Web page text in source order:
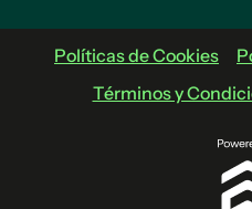
Políticas de Cookies
Términos y